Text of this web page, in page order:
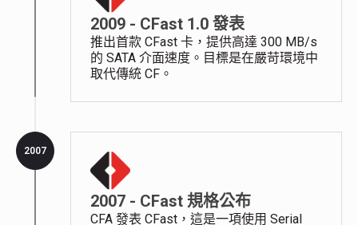
2009 - CFast 1.0 發表
推出首款 CFast 卡，提供高達 300 MB/s
的 SATA 介面速度。目標是在嚴苛環境中
取代傳統 CF。
2007
2007 - CFast 規格公布
CFA 發表 CFast，這是一項使用 Serial